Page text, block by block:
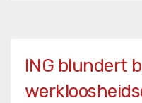
ING blundert